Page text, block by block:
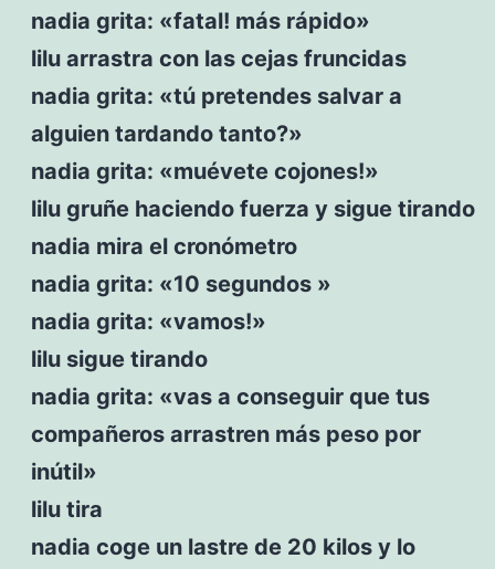
nadia grita: «fatal! más rápido»
lilu arrastra con las cejas fruncidas
nadia grita: «tú pretendes salvar a
alguien tardando tanto?»
nadia grita: «muévete cojones!»
lilu gruñe haciendo fuerza y sigue tirando
nadia mira el cronómetro
nadia grita: «10 segundos »
nadia grita: «vamos!»
lilu sigue tirando
nadia grita: «vas a conseguir que tus
compañeros arrastren más peso por
inútil»
lilu tira
nadia coge un lastre de 20 kilos y lo